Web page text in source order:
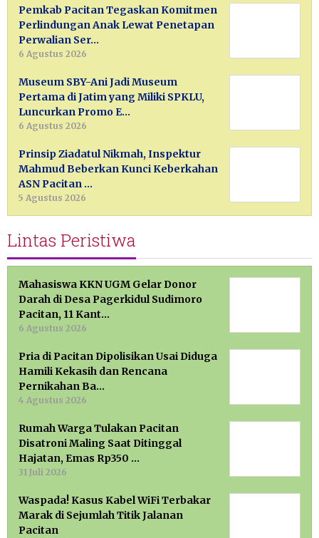
Pemkab Pacitan Tegaskan Komitmen
Perlindungan Anak Lewat Penetapan
Perwalian Ser…
6 Agustus 2026
Museum SBY-Ani Jadi Museum
Pertama di Jatim yang Miliki SPKLU,
Luncurkan Promo E…
6 Agustus 2026
Prinsip Ziadatul Nikmah, Inspektur
Mahmud Beberkan Kunci Keberkahan
ASN Pacitan …
5 Agustus 2026
Lintas Peristiwa
Mahasiswa KKN UGM Gelar Donor
Darah di Desa Pagerkidul Sudimoro
Pacitan, 11 Kant…
6 Agustus 2026
Pria di Pacitan Dipolisikan Usai Diduga
Hamili Kekasih dan Rencana
Pernikahan Ba…
4 Agustus 2026
Rumah Warga Tulakan Pacitan
Disatroni Maling Saat Ditinggal
Hajatan, Emas Rp350 …
31 Juli 2026
Waspada! Kasus Kabel WiFi Terbakar
Marak di Sejumlah Titik Jalanan
Pacitan